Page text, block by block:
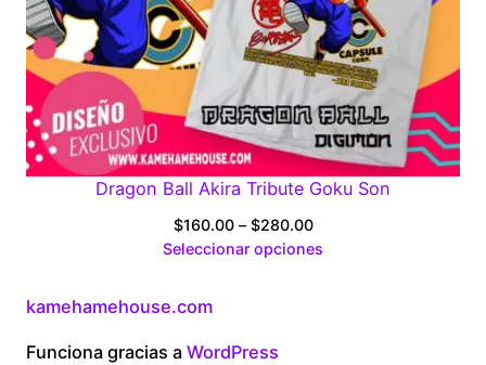
Dragon Ball Akira Tribute Goku Son
$160.00 – $280.00Price
range:
Seleccionar opciones
kamehamehouse.com
Funciona gracias a WordPress